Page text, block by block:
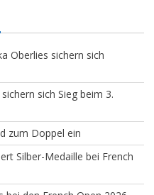
Oberlies sichern sich
sich Sieg beim 3.
zum Doppel ein
Silber-Medaille bei French